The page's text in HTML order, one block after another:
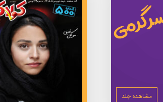
مشاهده جلد